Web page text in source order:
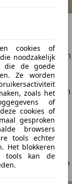
cookies of
noodzakelijk
die de goede
Ze worden
zoals het
of
cookies of
gesproken
browsers
tools echter
Het blokkeren
tools kan de
betaalbare en
stedelijke
ruim
Dezitplaatsen zijn
met een
De
en
van
Technisch
Citigo-e iV
. Deze